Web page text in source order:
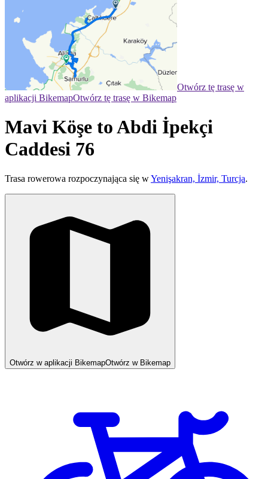
Otwórz tę trasę w
aplikacji BikemapOtwórz tę trasę w Bikemap
Mavi Köşe to Abdi İpekçi
Caddesi 76
Trasa rowerowa rozpoczynająca się wYenişakran, İzmir, Turcja.
Otwórz w aplikacji BikemapOtwórz w Bikemap